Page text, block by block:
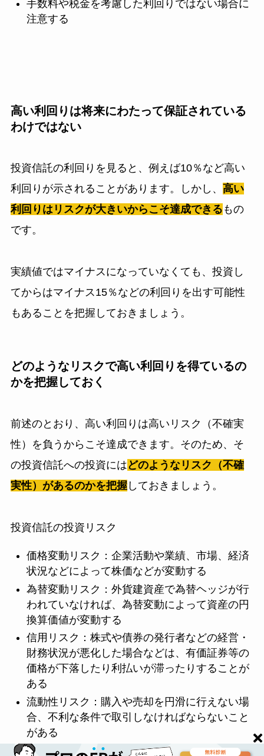
手数料や税金を考慮した利回りではない場合に
注意する
高い利回りは将来にわたって保証されている
わけではない
投資信託の利回りを見ると、例えば10％など高い
利回りが示されることがあります。しかし、 高い
利回りはリスクが大きいからこそ達成できる もの
です。
実績値ではマイナスになっていなくても、投資し
てからはマイナス15％などの利回りを出す可能性
もあることを把握しておきましょう。
どのようなリスクで高い利回りを得ているの
かを把握しておく
前述のとおり、高い利回りは高いリスク（不確実
性）を負うからこそ達成できます。そのため、そ
の投資信託への投資にはどのようなリスク（不確
実性）があるのかを把握しておきましょう。
投資信託の投資リスク
価格変動リスク：企業活動や業績、市場、経済
状況などによって株価などが変動する
為替変動リスク：外貨建資産で為替ヘッジが行
われていなければ、為替変動によって資産の円
換算価値が変動する
信用リスク：株式や債券の発行者などの経営・
財務状況が悪化した場合などは、有価証券等の
価格が下落したり利払いが滞ったりすることが
ある
流動性リスク：購入や売却を円滑に行えない場
合、不利な条件で取引しなければならないこと
がある